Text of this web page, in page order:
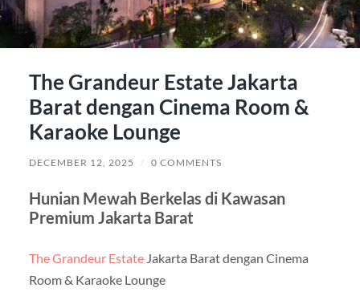
The Grandeur Estate Jakarta
Barat dengan Cinema Room &
Karaoke Lounge
DECEMBER 12, 2025 / 0 COMMENTS
Hunian Mewah Berkelas di Kawasan
Premium Jakarta Barat
The Grandeur EstateJakarta Barat dengan Cinema
Room & Karaoke Lounge